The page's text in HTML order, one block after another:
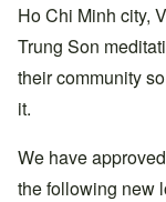
Ho Chi Minh city,
Trung Son
their community
it.
We have
the following new